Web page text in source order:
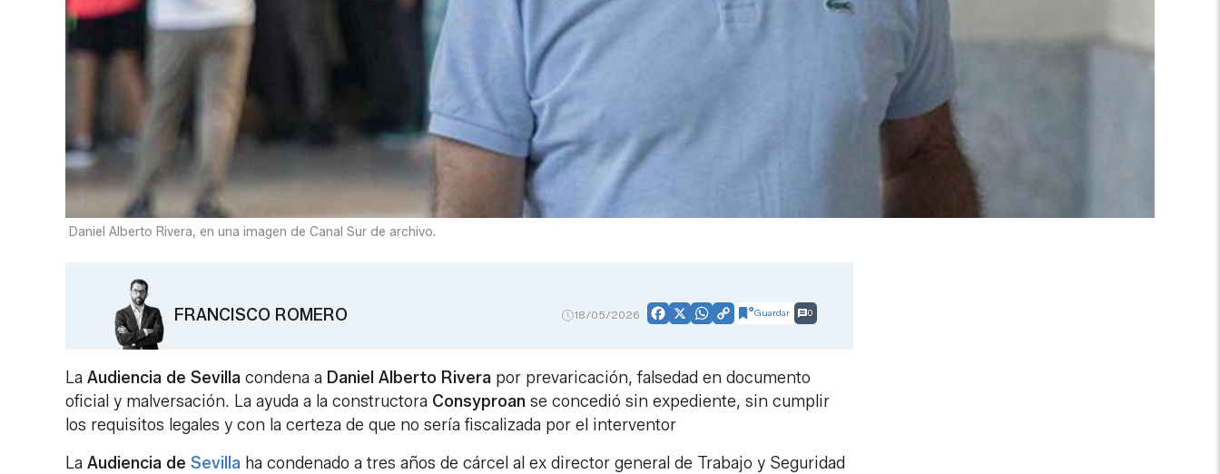
Daniel Alberto Rivera, en una imagen de Canal Sur de archivo.
FRANCISCO ROMERO 18/05/2026 Facebook
X WhatsApp
CopyGuardar 0
La Audiencia de Sevilla condena a Daniel Alberto Rivera por prevaricación, falsedad en documento
oficial y malversación. La ayuda a la constructora Consyproan se concedió sin expediente, sin cumplir
los requisitos legales y con la certeza de que no sería fiscalizada por el interventor
La Audiencia de Sevilla ha condenado a tres años de cárcel al ex director general de Trabajo y Seguridad